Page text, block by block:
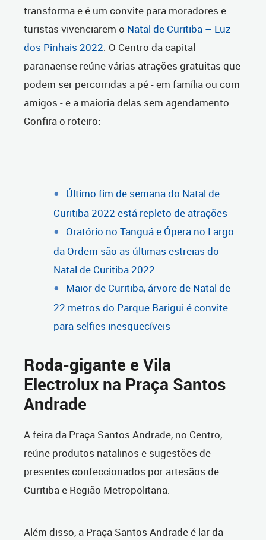
transforma e é um convite para moradores e
turistas vivenciarem o Natal de Curitiba – Luz
dos Pinhais 2022. O Centro da capital
paranaense reúne várias atrações gratuitas que
podem ser percorridas a pé - em família ou com
amigos - e a maioria delas sem agendamento.
Confira o roteiro:
Último fim de semana do Natal de
Curitiba 2022 está repleto de atrações
Oratório no Tanguá e Ópera no Largo
da Ordem são as últimas estreias do
Natal de Curitiba 2022
Maior de Curitiba, árvore de Natal de
22 metros do Parque Barigui é convite
para selfies inesquecíveis
Roda-gigante e Vila
Electrolux na Praça Santos
Andrade
A feira da Praça Santos Andrade, no Centro,
reúne produtos natalinos e sugestões de
presentes confeccionados por artesãos de
Curitiba e Região Metropolitana.
Além disso, a Praça Santos Andrade é lar da